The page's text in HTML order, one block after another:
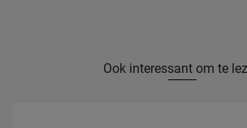
Ook interessant om te